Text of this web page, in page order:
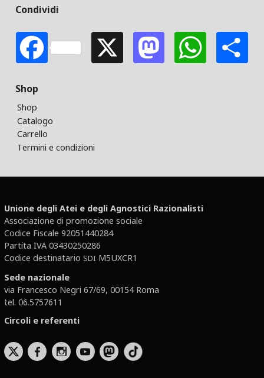
Condividi
FacebookX Mastodon
Shop
Shop
Catalogo
Carrello
Termini e condizioni
Unione degli Atei e degli Agnostici Razionalisti
Associazione di promozione sociale
Codice Fiscale 92051440284
Partita IVA 03430250286
Codice destinatario SDI M5UXCR1
Sede nazionale
via Francesco Negri 67/69, 00154 Roma
tel. 06.5757611
Circoli e referenti
b x r